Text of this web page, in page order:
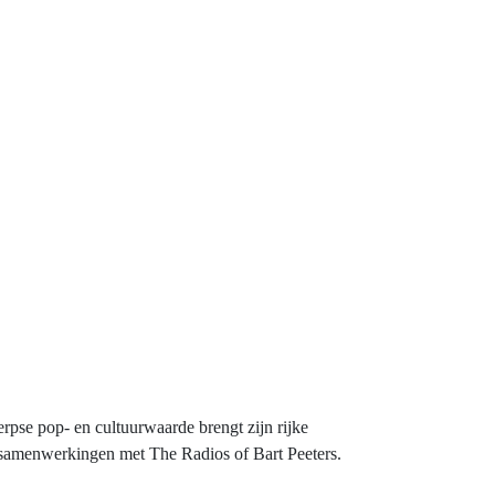
pop- en cultuurwaarde brengt zijn rijke
met The Radios of Bart Peeters.